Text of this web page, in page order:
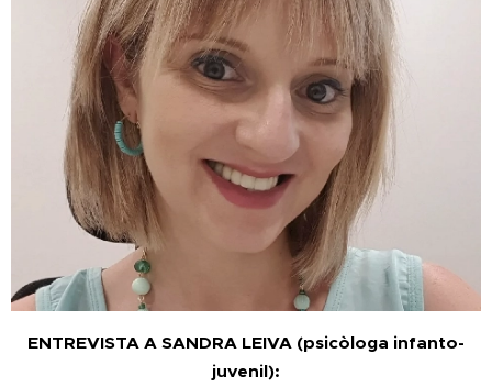
ENTREVISTA A SANDRA LEIVA (psicòloga infanto-
juvenil):